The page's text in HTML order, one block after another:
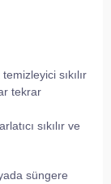
sıkılır
tekrar
sıkılır ve
süngere